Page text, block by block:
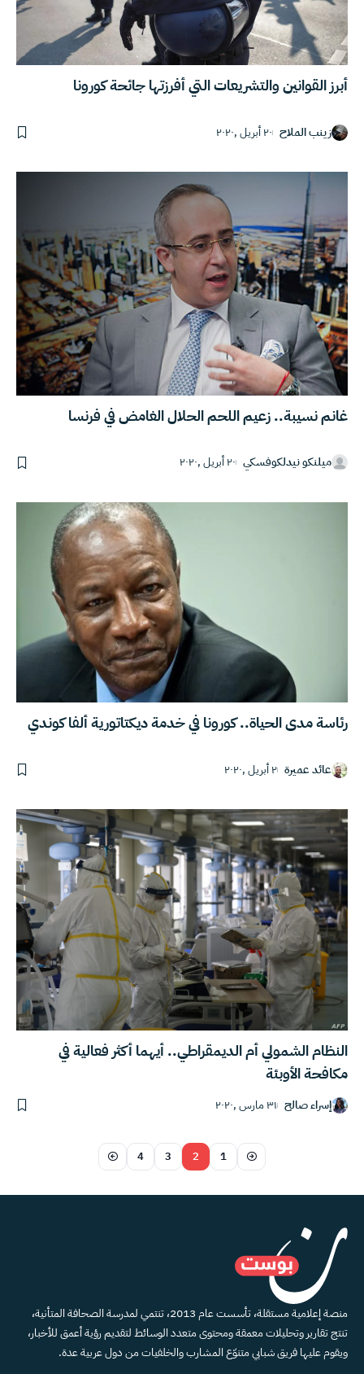
أبرز القوانين والتشريعات التي أفرزتها جائحة كورونا
زينب الملاح ٢٠ أبريل ,٢٠٢٠
غانم نسيبة.. زعيم اللحم الحلال الغامض في فرنسا
ميلنكو نيدلكوفسكي ٢٠ أبريل ,٢٠٢٠
رئاسة مدى الحياة.. كورونا في خدمة ديكتاتورية ألفا كوندي
عائد عميرة ٢ أبريل ,٢٠٢٠
النظام الشمولي أم الديمقراطي.. أيهما أكثر فعالية في
مكافحة الأوبئة
إسراء صالح ٣١ مارس ,٢٠٢٠
1
2
3
4
منصة إعلامية مستقلة، تأسست عام 2013، تنتمي لمدرسة الصحافة المتأنية،
تنتج تقارير وتحليلات معمقة ومحتوى متعدد الوسائط لتقديم رؤية أعمق للأخبار،
ويقوم عليها فريق شبابي متنوّع المشارب والخلفيات من دول عربية عدة.